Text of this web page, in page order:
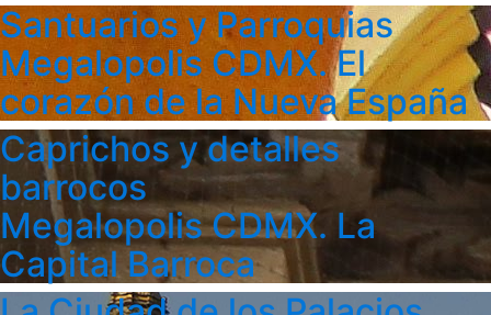
Santuarios y Parroquias
Megalopolis CDMX. El
corazón de la Nueva España
Caprichos y detalles
barrocos
Megalopolis CDMX. La
Capital Barroca